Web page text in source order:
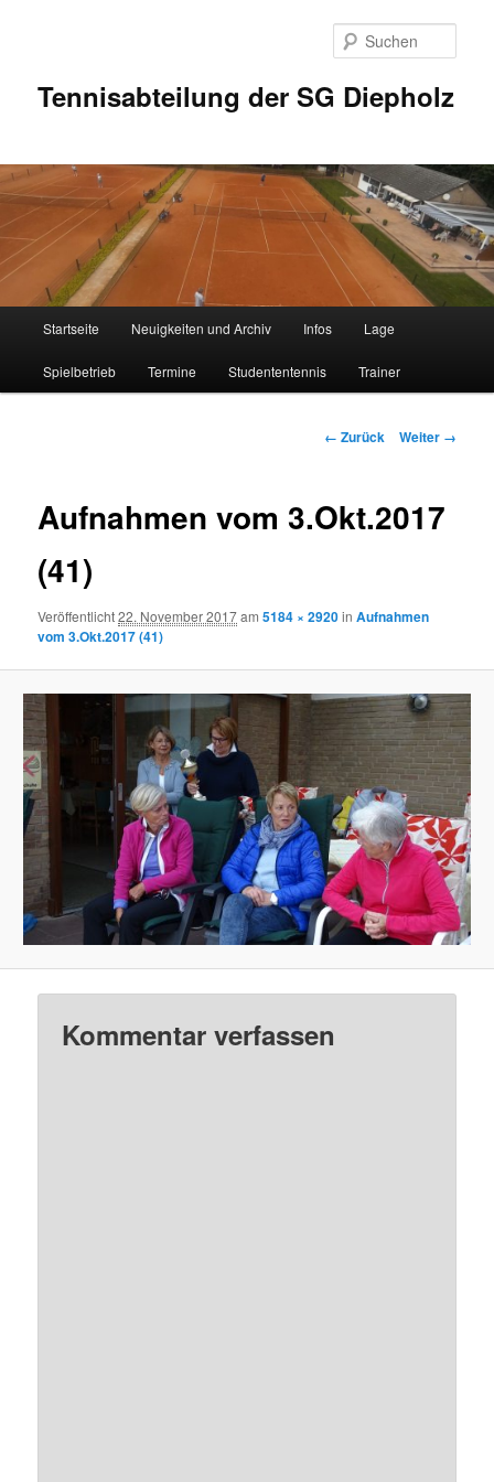
Tennisabteilung der SG Diepholz
Startseite Neuigkeiten und Archiv Infos Lage
Spielbetrieb Termine Studententennis Trainer
Bilder-
← Zurück Weiter →
Aufnahmen vom 3.Okt.2017
(41)
Veröffentlicht22. November 2017am5184 × 2920inAufnahmen
vom 3.Okt.2017 (41)
Kommentar verfassen